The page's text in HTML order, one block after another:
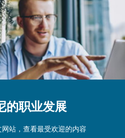
的职业发展
站，查看最受欢迎的内容